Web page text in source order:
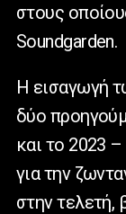
στους
Soundgarden.
Η εισαγωγή
δύο
και το 2023
για την
στην τελετή,